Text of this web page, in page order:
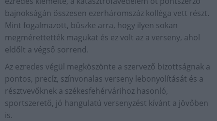
bajnokságán összesen ezerháromszáz kolléga vett részt.
Mint fogalmazott, büszke arra, hogy ilyen sokan
megmérettették magukat és ez volt az a verseny, ahol
eldőlt a végső sorrend.
Az ezredes végül megköszönte a szervező bizottságnak a
pontos, precíz, színvonalas verseny lebonyolítását és a
résztvevőknek a székesfehérvárihoz hasonló,
sportszerető, jó hangulatú versenyzést kívánt a jövőben
is.